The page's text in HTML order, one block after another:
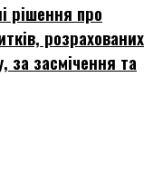
рішення про
розрахованих
за засмічення та